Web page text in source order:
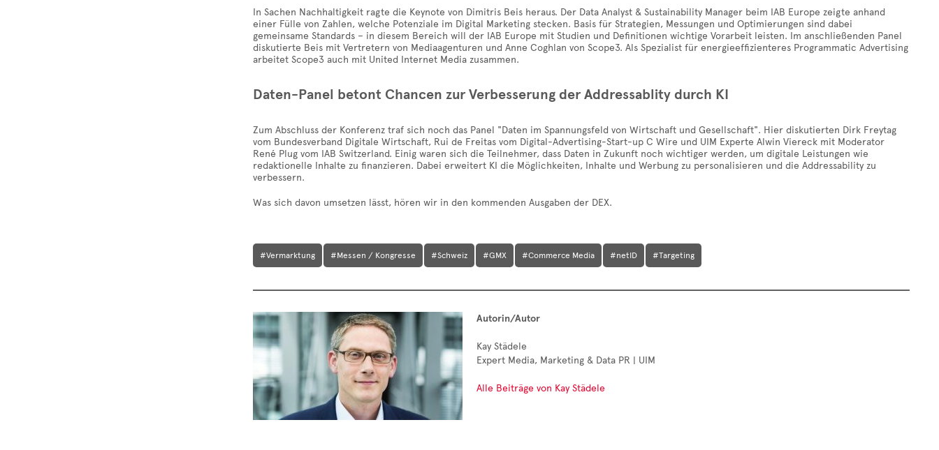
In Sachen Nachhaltigkeit ragte die Keynote von Dimitris Beis heraus. Der Data Analyst & Sustainability Manager beim IAB Europe zeigte anhand
einer Fülle von Zahlen, welche Potenziale im Digital Marketing stecken. Basis für Strategien, Messungen und Optimierungen sind dabei
gemeinsame Standards – in diesem Bereich will der IAB Europe mit Studien und Definitionen wichtige Vorarbeit leisten. Im anschließenden Panel
diskutierte Beis mit Vertretern von Mediaagenturen und Anne Coghlan von Scope3. Als Spezialist für energieeffizienteres Programmatic Advertising
arbeitet Scope3 auch mit United Internet Media zusammen.
Daten-Panel betont Chancen zur Verbesserung der Addressablity durch KI
Zum Abschluss der Konferenz traf sich noch das Panel "Daten im Spannungsfeld von Wirtschaft und Gesellschaft". Hier diskutierten Dirk Freytag
vom Bundesverband Digitale Wirtschaft, Rui de Freitas vom Digital-Advertising-Start-up C Wire und UIM Experte Alwin Viereck mit Moderator
René Plug vom IAB Switzerland. Einig waren sich die Teilnehmer, dass Daten in Zukunft noch wichtiger werden, um digitale Leistungen wie
redaktionelle Inhalte zu finanzieren. Dabei erweitert KI die Möglichkeiten, Inhalte und Werbung zu personalisieren und die Addressability zu
verbessern.
Was sich davon umsetzen lässt, hören wir in den kommenden Ausgaben der DEX.
#Vermarktung #Messen / Kongresse #Schweiz #GMX #Commerce Media #netID #Targeting
Autorin/Autor
Kay Städele
Expert Media, Marketing & Data PR | UIM
Alle Beiträge von Kay Städele